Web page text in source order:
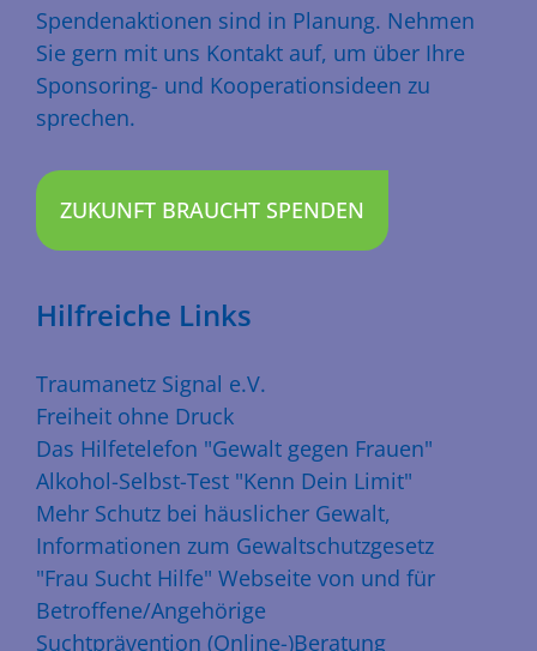
Spendenaktionen sind in Planung. Nehmen
Sie gern mit uns Kontakt auf, um über Ihre
Sponsoring- und Kooperationsideen zu
sprechen.
ZUKUNFT BRAUCHT SPENDEN
Hilfreiche Links
Traumanetz Signal e.V.
Freiheit ohne Druck
Das Hilfetelefon "Gewalt gegen Frauen"
Alkohol-Selbst-Test "Kenn Dein Limit"
Mehr Schutz bei häuslicher Gewalt,
Informationen zum Gewaltschutzgesetz
"Frau Sucht Hilfe" Webseite von und für
Betroffene/Angehörige
Suchtprävention (Online-)Beratung